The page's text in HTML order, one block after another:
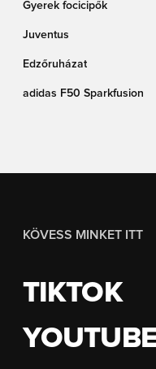
Gyerek focicipők
Juventus
Edzőruházat
adidas F50 Sparkfusion
KÖVESS MINKET ITT
TIKTOK
YOUTUBE